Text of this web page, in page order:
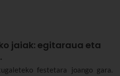
jaiak: egitaraua eta
festetara joango gara.